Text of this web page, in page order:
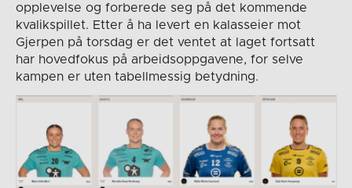
opplevelse og forberede seg på det kommende
kvalikspillet. Etter å ha levert en kalasseier mot
Gjerpen på torsdag er det ventet at laget fortsatt
har hovedfokus på arbeidsoppgavene, for selve
kampen er uten tabellmessig betydning.